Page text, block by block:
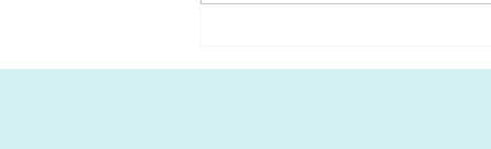
28/11/22